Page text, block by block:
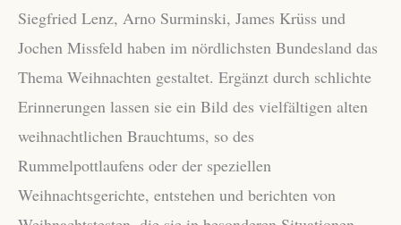
Siegfried Lenz, Arno Surminski, James Krüss und
Jochen Missfeld haben im nördlichsten Bundesland das
Thema Weihnachten gestaltet. Ergänzt durch schlichte
Erinnerungen lassen sie ein Bild des vielfältigen alten
weihnachtlichen Brauchtums, so des
Rummelpottlaufens oder der speziellen
Weihnachtsgerichte, entstehen und berichten von